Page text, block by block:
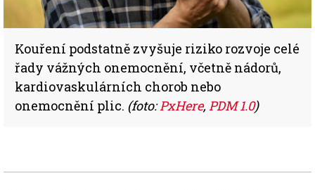
Kouření podstatně zvyšuje riziko rozvoje celé
řady vážných onemocnění, včetně nádorů,
kardiovaskulárních chorob nebo
onemocnění plic. (foto:PxHere, PDM 1.0)